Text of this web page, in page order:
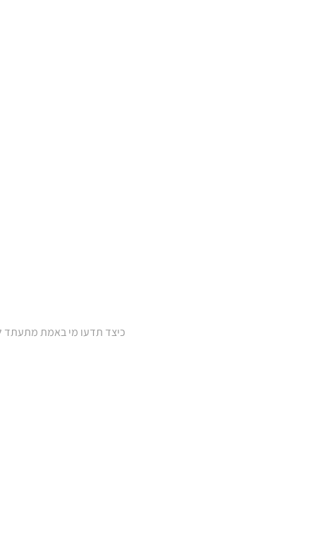
כיצד תדעו מי באמת מתעתד